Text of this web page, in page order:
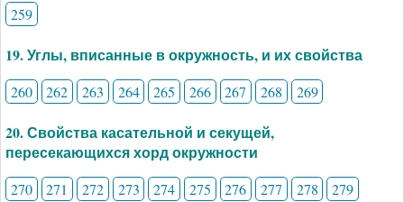
259
19. Углы, вписанные в окружность, и их свойства
260 262 263 264 265 266 267 268 269
20. Свойства касательной и секущей,
пересекающихся хорд окружности
270 271 272 273 274 275 276 277 278 279